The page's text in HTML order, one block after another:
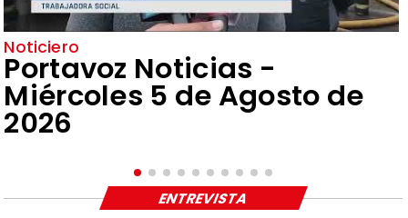
Noticiero
Portavoz Noticias -
Miércoles 5 de Agosto de
2026
ENTREVISTA